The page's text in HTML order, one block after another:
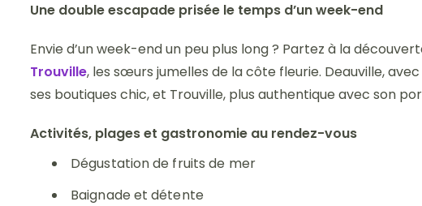
Une double escapade prisée le temps d’un week-end
Envie d’un week-end un peu plus long ? Partez à la
Trouville, les sœurs jumelles de la côte fleurie. Deauville,
ses boutiques chic, et Trouville, plus authentique avec son
Activités, plages et gastronomie au rendez-vous
Dégustation de fruits de mer
Baignade et détente